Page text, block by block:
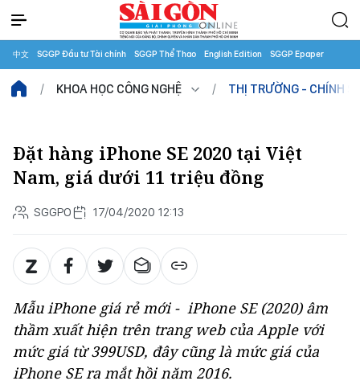
中文 SGGP Đầu tư Tài chính SGGP Thể Thao English Edition SGGP Epaper
KHOA HỌC CÔNG NGHỆ THỊ TRƯỜNG - CHÍNH
Đặt hàng iPhone SE 2020 tại Việt
Nam, giá dưới 11 triệu đồng
SGGPO 17/04/2020 12:13
Mẫu iPhone giá rẻ mới - iPhone SE (2020) âm
thầm xuất hiện trên trang web của Apple với
mức giá từ 399USD, đây cũng là mức giá của
iPhone SE ra mắt hồi năm 2016.